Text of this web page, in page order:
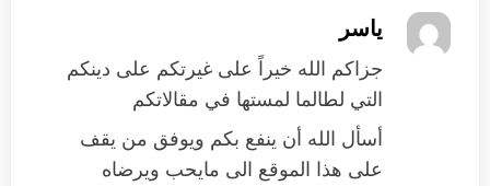
ياسر
جزاكم الله خيراً على غيرتكم على دينكم
التي لطالما لمستها في مقالاتكم
أسأل الله أن ينفع بكم ويوفق من يقف
على هذا الموقع الى مايحب ويرضاه